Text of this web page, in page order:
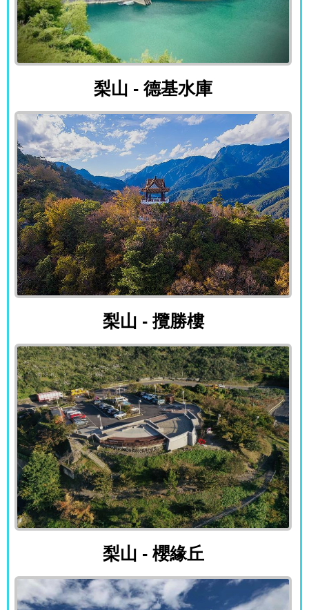
梨山 - 德基水庫
梨山 - 德基水庫
梨山 - 攬勝樓
梨山 - 攬勝樓
梨山 - 櫻緣丘
梨山 - 櫻緣丘